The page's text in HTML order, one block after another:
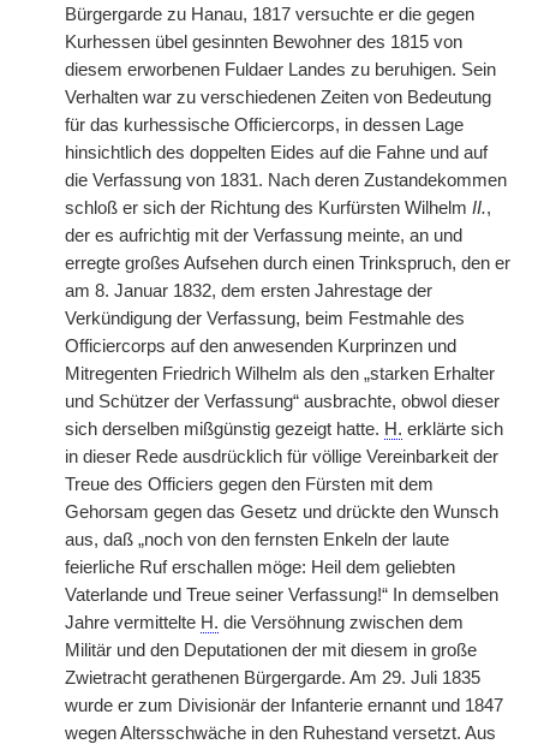
Bürgergarde zu Hanau, 1817 versuchte er die gegen
Kurhessen übel gesinnten Bewohner des 1815 von
diesem erworbenen Fuldaer Landes zu beruhigen. Sein
Verhalten war zu verschiedenen Zeiten von Bedeutung
für das kurhessische Officiercorps, in dessen Lage
hinsichtlich des doppelten Eides auf die Fahne und auf
die Verfassung von 1831. Nach deren Zustandekommen
schloß er sich der Richtung des Kurfürsten Wilhelm II.,
der es aufrichtig mit der Verfassung meinte, an und
erregte großes Aufsehen durch einen Trinkspruch, den er
am 8. Januar 1832, dem ersten Jahrestage der
Verkündigung der Verfassung, beim Festmahle des
Officiercorps auf den anwesenden Kurprinzen und
Mitregenten Friedrich Wilhelm als den „starken Erhalter
und Schützer der Verfassung“ ausbrachte, obwol dieser
sich derselben mißgünstig gezeigt hatte. H. erklärte sich
in dieser Rede ausdrücklich für völlige Vereinbarkeit der
Treue des Officiers gegen den Fürsten mit dem
Gehorsam gegen das Gesetz und drückte den Wunsch
aus, daß „noch von den fernsten Enkeln der laute
feierliche Ruf erschallen möge: Heil dem geliebten
Vaterlande und Treue seiner Verfassung!“ In demselben
Jahre vermittelte H. die Versöhnung zwischen dem
Militär und den Deputationen der mit diesem in große
Zwietracht gerathenen Bürgergarde. Am 29. Juli 1835
wurde er zum Divisionär der Infanterie ernannt und 1847
wegen Altersschwäche in den Ruhestand versetzt. Aus